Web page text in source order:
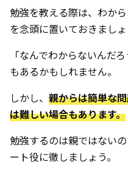
勉強を教える際は、わか
を念頭に置いておきましょ
「なんでわからないんだ
もあるかもしれません。
しかし、 親からは簡単な
は難しい場合もあります。
勉強するのは親ではない
ート役に徹しましょう。